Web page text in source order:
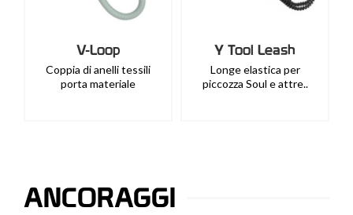
V-Loop
Coppia di anelli tessili
porta materiale
Y Tool Leash
Longe elastica per
piccozza Soul e attre..
ANCORAGGI